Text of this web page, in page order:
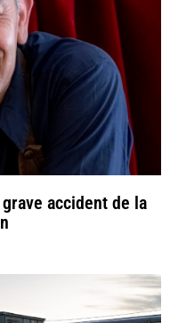
accident de la